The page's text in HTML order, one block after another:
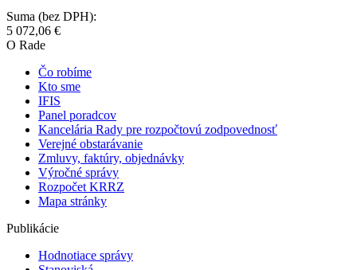
Suma (bez DPH):
5 072,06 €
O Rade
Čo robíme
Kto sme
IFIS
Panel poradcov
Kancelária Rady pre rozpočtovú zodpovednosť
Verejné obstarávanie
Zmluvy, faktúry, objednávky
Výročné správy
Rozpočet KRRZ
Mapa stránky
Publikácie
Hodnotiace správy